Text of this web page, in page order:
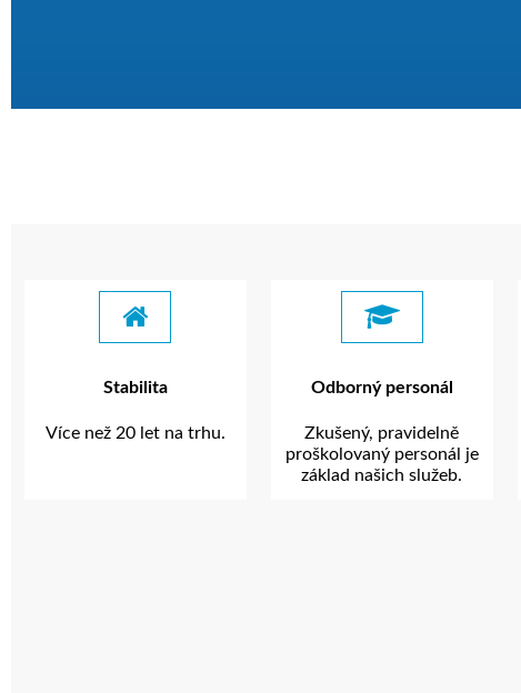
Stabilita
Více než 20 let na trhu.
Odborný personál
Zkušený, pravidelně
proškolovaný personál je
základ našich služeb.